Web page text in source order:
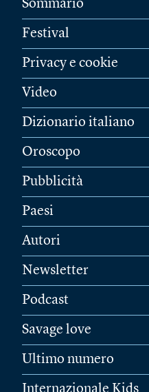
Sommario
Festival
Privacy e cookie
Video
Dizionario italiano
Oroscopo
Pubblicità
Paesi
Autori
Newsletter
Podcast
Savage love
Ultimo numero
Internazionale Kids